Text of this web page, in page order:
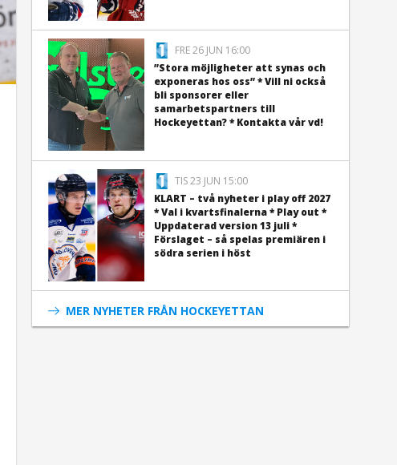
FRE 26 JUN 16:00
”Stora möjligheter att synas och
exponeras hos oss” * Vill ni också
bli sponsorer eller
samarbetspartners till
Hockeyettan? * Kontakta vår vd!
TIS 23 JUN 15:00
KLART – två nyheter i play off 2027
* Val i kvartsfinalerna * Play out *
Uppdaterad version 13 juli *
Förslaget – så spelas premiären i
södra serien i höst
MER NYHETER FRÅN HOCKEYETTAN